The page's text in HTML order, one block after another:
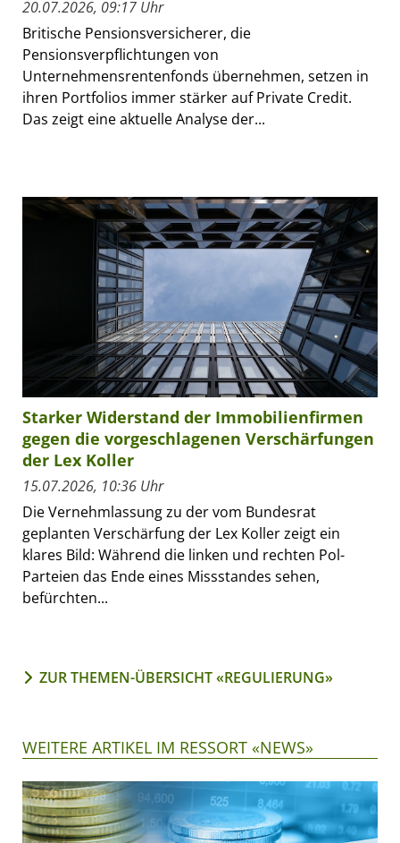
20.07.2026, 09:17 Uhr
Britische Pensionsversicherer, die
Pensionsverpflichtungen von
Unternehmensrentenfonds übernehmen, setzen in
ihren Portfolios immer stärker auf Private Credit.
Das zeigt eine aktuelle Analyse der...
Starker Widerstand der Immobilienfirmen
gegen die vorgeschlagenen Verschärfungen
der Lex Koller
15.07.2026, 10:36 Uhr
Die Vernehmlassung zu der vom Bundesrat
geplanten Verschärfung der Lex Koller zeigt ein
klares Bild: Während die linken und rechten Pol-
Parteien das Ende eines Missstandes sehen,
befürchten...
ZUR THEMEN-ÜBERSICHT «REGULIERUNG»
WEITERE ARTIKEL IM RESSORT «NEWS»